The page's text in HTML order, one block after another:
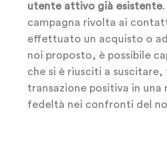
utente attivo già esistente
campagna rivolta ai
effettuato un acquisto o
noi proposto, è possibile
che si è riusciti a
transazione positiva in una
fedeltà nei confronti del